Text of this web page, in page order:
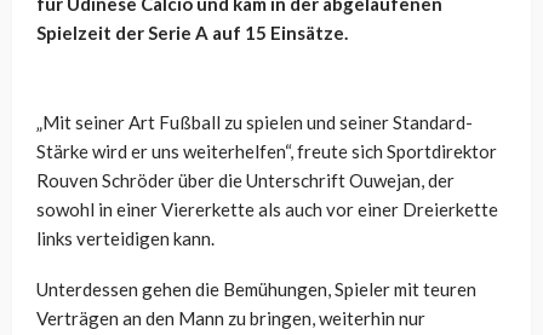
Spielzeit der Serie A auf 15 Einsätze.
„Mit seiner Art Fußball zu spielen und seiner Standard-
Stärke wird er uns weiterhelfen“, freute sich Sportdirektor
Rouven Schröder über die Unterschrift Ouwejan, der
sowohl in einer Viererkette als auch vor einer Dreierkette
links verteidigen kann.
Unterdessen gehen die Bemühungen, Spieler mit teuren
Verträgen an den Mann zu bringen, weiterhin nur